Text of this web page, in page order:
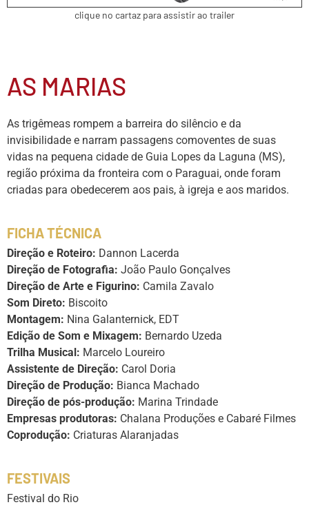
clique no cartaz para assistir ao trailer
AS MARIAS
As trigêmeas rompem a barreira do silêncio e da
invisibilidade e narram passagens comoventes de suas
vidas na pequena cidade de Guia Lopes da Laguna (MS),
região próxima da fronteira com o Paraguai, onde foram
criadas para obedecerem aos pais, à igreja e aos maridos.
FICHA TÉCNICA
Direção e Roteiro: Dannon Lacerda
Direção de Fotografia: João Paulo Gonçalves
Direção de Arte e Figurino: Camila Zavalo
Som Direto: Biscoito
Montagem: Nina Galanternick, EDT
Edição de Som e Mixagem: Bernardo Uzeda
Trilha Musical: Marcelo Loureiro
Assistente de Direção: Carol Doria
Direção de Produção: Bianca Machado
Direção de pós-produção: Marina Trindade
Empresas produtoras: Chalana Produções e Cabaré Filmes
Coprodução: Criaturas Alaranjadas
FESTIVAIS
Festival do Rio